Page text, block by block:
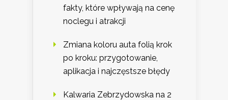
fakty, które wpływają na cenę
noclegu i atrakcji
Zmiana koloru auta folią krok
po kroku: przygotowanie,
aplikacja i najczęstsze błędy
Kalwaria Zebrzydowska na 2